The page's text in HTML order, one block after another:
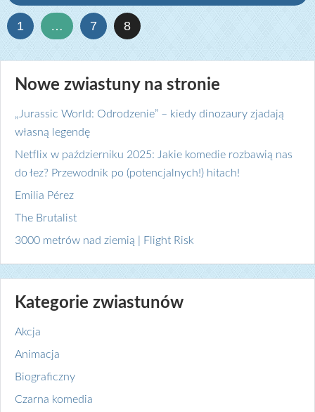
1 … 7 8
Nowe zwiastuny na stronie
„Jurassic World: Odrodzenie” – kiedy dinozaury zjadają
własną legendę
Netflix w październiku 2025: Jakie komedie rozbawią nas
do łez? Przewodnik po (potencjalnych!) hitach!
Emilia Pérez
The Brutalist
3000 metrów nad ziemią | Flight Risk
Kategorie zwiastunów
Akcja
Animacja
Biograficzny
Czarna komedia